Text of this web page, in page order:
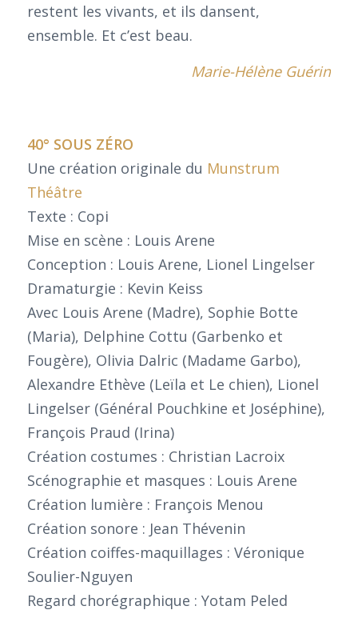
restent les vivants, et ils dansent,
ensemble. Et c’est beau.
Marie-Hélène Guérin
40° SOUS ZÉRO
Une création originale du Munstrum
Théâtre
Texte : Copi
Mise en scène : Louis Arene
Conception : Louis Arene, Lionel Lingelser
Dramaturgie : Kevin Keiss
Avec Louis Arene (Madre), Sophie Botte
(Maria), Delphine Cottu (Garbenko et
Fougère), Olivia Dalric (Madame Garbo),
Alexandre Ethève (Leïla et Le chien), Lionel
Lingelser (Général Pouchkine et Joséphine),
François Praud (Irina)
Création costumes : Christian Lacroix
Scénographie et masques : Louis Arene
Création lumière : François Menou
Création sonore : Jean Thévenin
Création coiffes-maquillages : Véronique
Soulier-Nguyen
Regard chorégraphique : Yotam Peled